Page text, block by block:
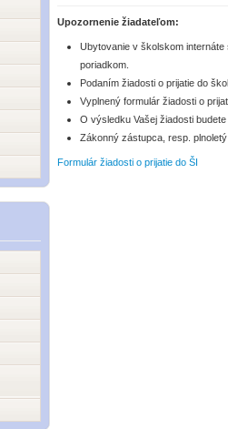
Upozornenie žiadateľom:
Ubytovanie v školskom
poriadkom.
Podaním žiadosti o prijatie do
Vyplnený formulár žiadosti o
O výsledku Vašej žiadosti
Zákonný zástupca, resp.
Formulár žiadosti o prijatie do ŠI